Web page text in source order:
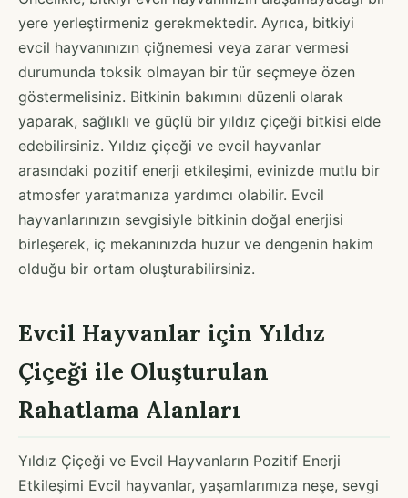
yere yerleştirmeniz gerekmektedir. Ayrıca, bitkiyi
evcil hayvanınızın çiğnemesi veya zarar vermesi
durumunda toksik olmayan bir tür seçmeye özen
göstermelisiniz. Bitkinin bakımını düzenli olarak
yaparak, sağlıklı ve güçlü bir yıldız çiçeği bitkisi elde
edebilirsiniz. Yıldız çiçeği ve evcil hayvanlar
arasındaki pozitif enerji etkileşimi, evinizde mutlu bir
atmosfer yaratmanıza yardımcı olabilir. Evcil
hayvanlarınızın sevgisiyle bitkinin doğal enerjisi
birleşerek, iç mekanınızda huzur ve dengenin hakim
olduğu bir ortam oluşturabilirsiniz.
Evcil Hayvanlar için Yıldız
Çiçeği ile Oluşturulan
Rahatlama Alanları
Yıldız Çiçeği ve Evcil Hayvanların Pozitif Enerji
Etkileşimi Evcil hayvanlar, yaşamlarımıza neşe, sevgi